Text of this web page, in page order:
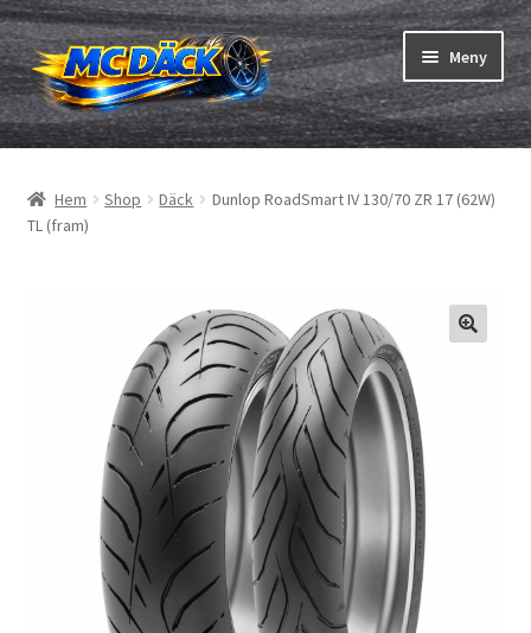
Hoppa
till
navigering
Hoppa
till
innehåll
Meny
Däck
Slangar & fälgband
Hem Shop Däck
Dunlop RoadSmart IV 130/70 ZR 17 (62W)
TL (fram)